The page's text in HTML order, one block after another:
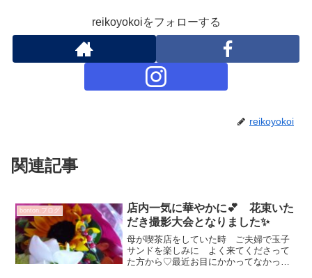
reikoyokoiをフォローする
reikoyokoi
関連記事
bonton.ブログ
店内一気に華やかに💕 花束いた
だき撮影大会となりました✨
母が喫茶店をしていた時 ご夫婦で玉子
サンドを楽しみに よく来てくださって
た方から♡最近お目にかかってなかった